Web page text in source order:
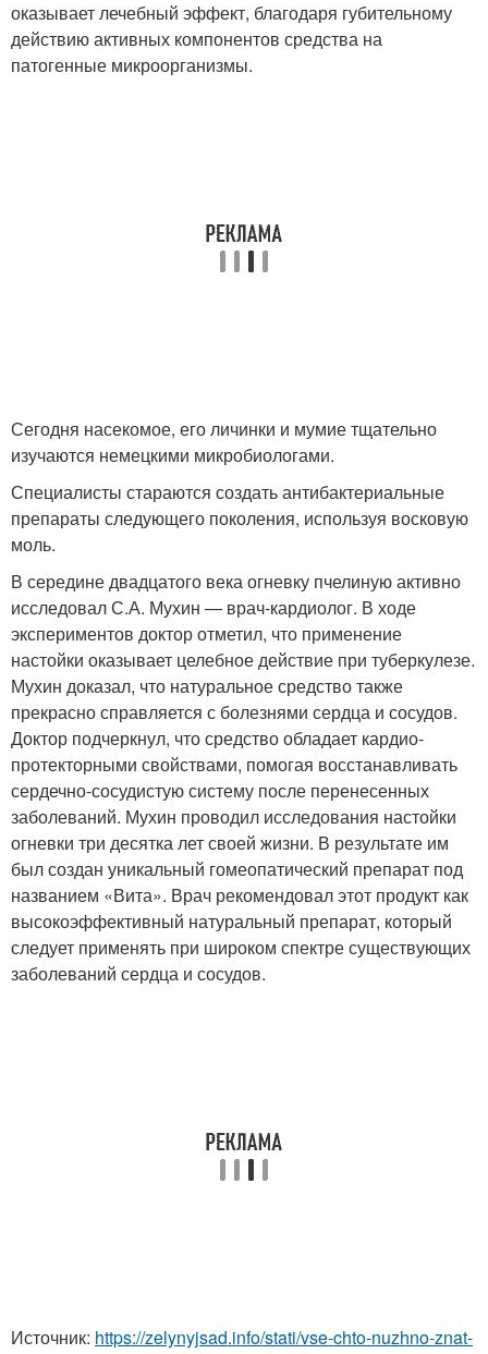
оказывает лечебный эффект, благодаря губительному
действию активных компонентов средства на
патогенные микроорганизмы.
Сегодня насекомое, его личинки и мумие тщательно
изучаются немецкими микробиологами.
Специалисты стараются создать антибактериальные
препараты следующего поколения, используя восковую
моль.
В середине двадцатого века огневку пчелиную активно
исследовал С.А. Мухин — врач-кардиолог. В ходе
экспериментов доктор отметил, что применение
настойки оказывает целебное действие при туберкулезе.
Мухин доказал, что натуральное средство также
прекрасно справляется с болезнями сердца и сосудов.
Доктор подчеркнул, что средство обладает кардио-
протекторными свойствами, помогая восстанавливать
сердечно-сосудистую систему после перенесенных
заболеваний. Мухин проводил исследования настойки
огневки три десятка лет своей жизни. В результате им
был создан уникальный гомеопатический препарат под
названием «Вита». Врач рекомендовал этот продукт как
высокоэффективный натуральный препарат, который
следует применять при широком спектре существующих
заболеваний сердца и сосудов.
Источник: https://zelynyjsad.info/stati/vse-chto-nuzhno-znat-